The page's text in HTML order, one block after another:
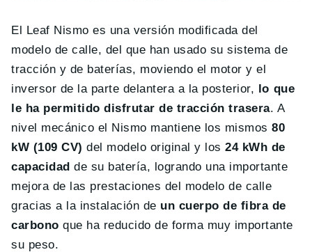
El Leaf Nismo es una versión modificada del
modelo de calle, del que han usado su sistema de
tracción y de baterías, moviendo el motor y el
inversor de la parte delantera a la posterior, lo que
le ha permitido disfrutar de tracción trasera. A
nivel mecánico el Nismo mantiene los mismos80
kW (109 CV) del modelo original y los24 kWh de
capacidadde su batería, logrando una importante
mejora de las prestaciones del modelo de calle
gracias a la instalación de un cuerpo de fibra de
carbono que ha reducido de forma muy importante
su peso.